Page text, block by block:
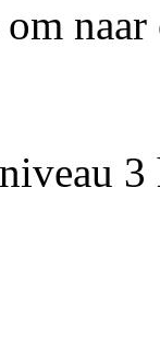
naar